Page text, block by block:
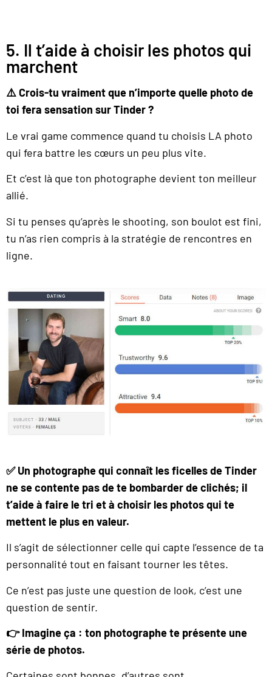
5. Il t’aide à choisir les photos qui
marchent
⚠️ Crois-tu vraiment que n’importe quelle photo de
toi fera sensation sur Tinder ?
Le vrai game commence quand tu choisis LA photo
qui fera battre les cœurs un peu plus vite.
Et c’est là que ton photographe devient ton meilleur
allié.
Si tu penses qu’après le shooting, son boulot est fini,
tu n’as rien compris à la stratégie de rencontres en
ligne.
✅ Un photographe qui connaît les ficelles de Tinder
ne se contente pas de te bombarder de clichés; il
t’aide à faire le tri et à choisir les photos qui te
mettent le plus en valeur.
Il s’agit de sélectionner celle qui capte l’essence de ta
personnalité tout en faisant tourner les têtes.
Ce n’est pas juste une question de look, c’est une
question de sentir.
👉 Imagine ça : ton photographe te présente une
série de photos.